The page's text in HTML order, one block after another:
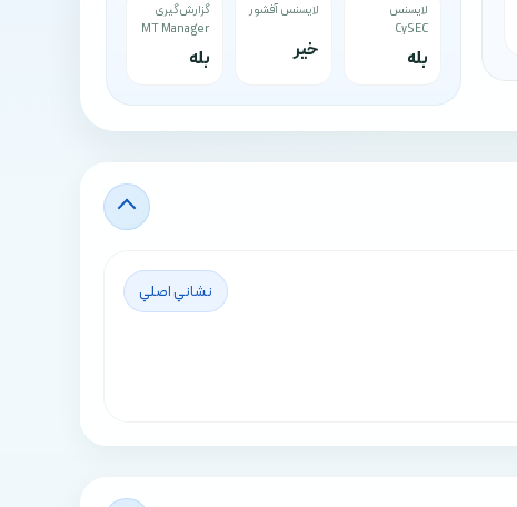
لایسنس
CySEC
بله
لایسنس آفشور
خیر
گزارش‌گیری
MT Manager
بله
نشاني اصلي